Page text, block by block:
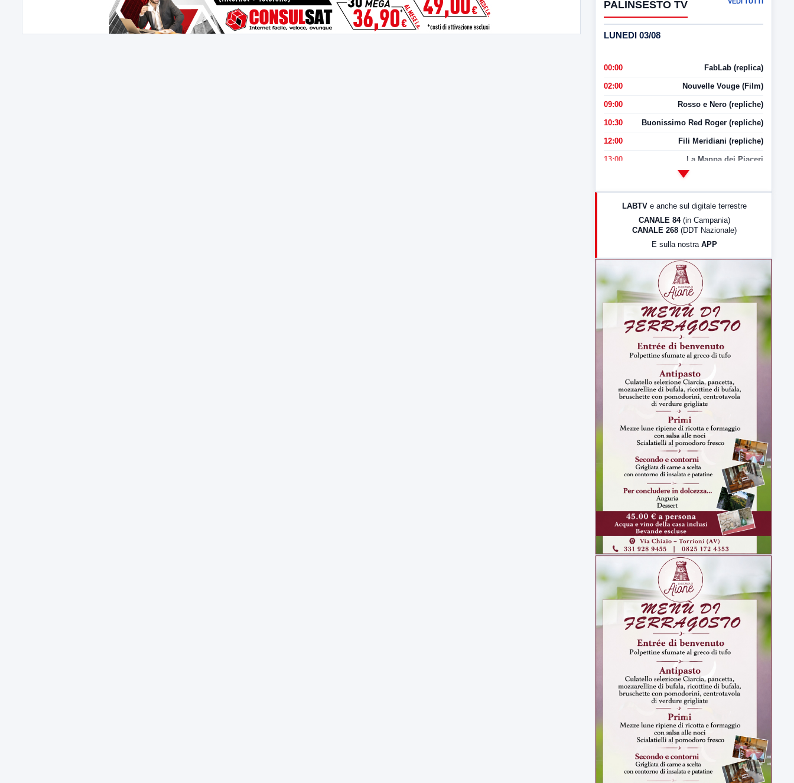
PALINSESTO TV
LUNEDI 03/08
00:00 FabLab (replica)
02:00 Nouvelle Vouge (Film)
09:00 Rosso e Nero (repliche)
10:30 Buonissimo Red Roger (repliche)
12:00 Fili Meridiani (repliche)
13:00 La Mappa dei Piaceri
LabNews (Diretta)
LabNews (replica)
LABTV e anche sul digitale terrestre
CANALE 84 (in Campania)
CANALE 268 (DDT Nazionale)
E sulla nostra APP
ULTIMI VIDEO
TUTTI I VIDEO
▶